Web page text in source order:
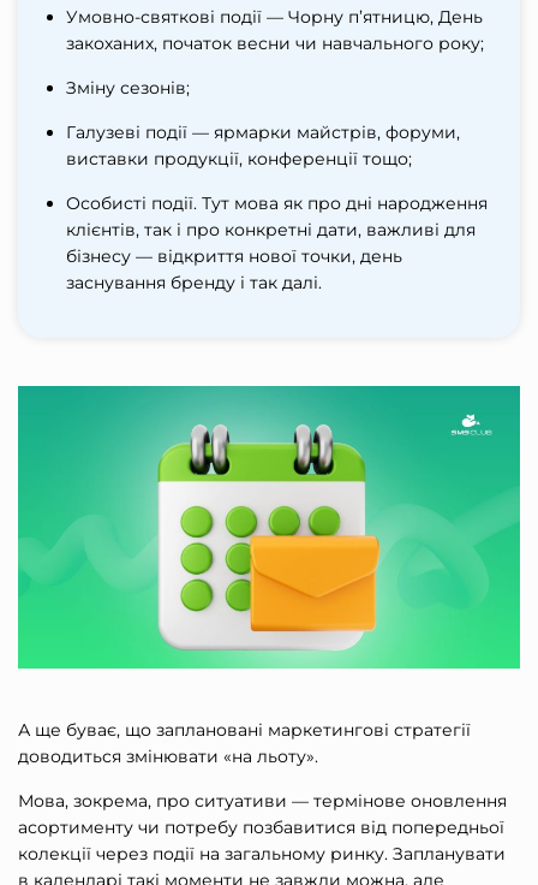
Умовно-святкові події — Чорну п’ятницю, День
закоханих, початок весни чи навчального року;
Зміну сезонів;
Галузеві події — ярмарки майстрів, форуми,
виставки продукції, конференції тощо;
Особисті події. Тут мова як про дні народження
клієнтів, так і про конкретні дати, важливі для
бізнесу — відкриття нової точки, день
заснування бренду і так далі.
А ще буває, що заплановані маркетингові стратегії
доводиться змінювати «на льоту».
Мова, зокрема, про ситуативи — термінове оновлення
асортименту чи потребу позбавитися від попередньої
колекції через події на загальному ринку. Запланувати
в календарі такі моменти не завжди можна, але